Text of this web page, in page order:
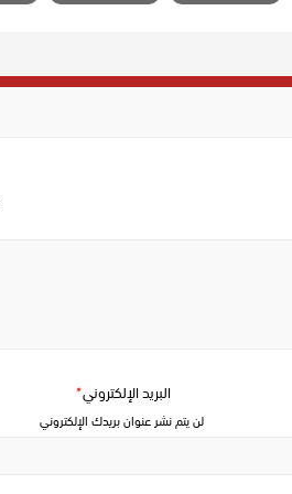
البريد الإلكتروني*
لن يتم نشر عنوان بريدك الإلكتروني